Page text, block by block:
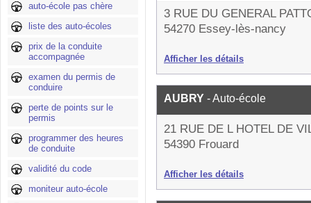
auto-école pas chère
liste des auto-écoles
prix de la conduite
accompagnée
examen du permis de
conduire
perte de points sur le
permis
programmer des heures
de conduite
validité du code
moniteur auto-école
3 RUE DU GENERAL
54270 Essey-lès-nancy
Afficher les détails
AUBRY - Auto-école
21 RUE DE L HOTEL DE
54390 Frouard
Afficher les détails